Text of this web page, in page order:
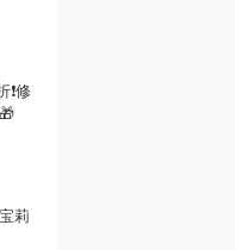
修
莉